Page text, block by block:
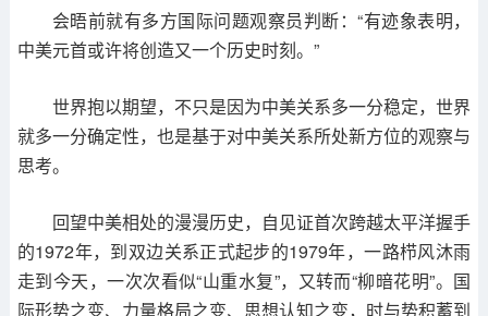
会晤前就有多方国际问题观察员判断：“有迹象表明，
中美元首或许将创造又一个历史时刻。”
世界抱以期望，不只是因为中美关系多一分稳定，世界
就多一分确定性，也是基于对中美关系所处新方位的观察与
思考。
回望中美相处的漫漫历史，自见证首次跨越太平洋握手
的1972年，到双边关系正式起步的1979年，一路栉风沐雨
走到今天，一次次看似“山重水复”，又转而“柳暗花明”。国
际形势之变、力量格局之变、思想认知之变，时与势积蓄到